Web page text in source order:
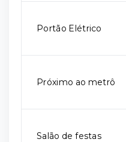
Portão Elétrico
Próximo ao metrô
Salão de festas